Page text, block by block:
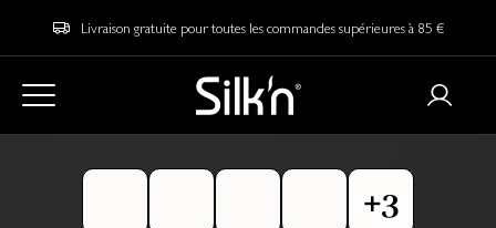
Livraison gratuite pour toutes les commandes supérieures à 85 €